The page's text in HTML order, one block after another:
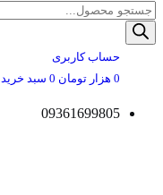
به
محتوا
Products
search
حساب کاربری
0 هزار تومان 0 سبد خرید
09361699805